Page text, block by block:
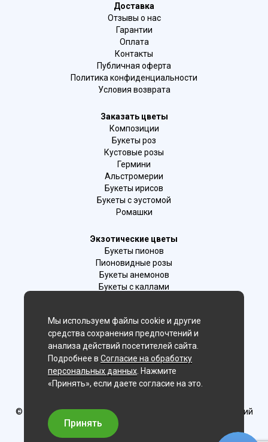
Доставка
Отзывы о нас
Гарантии
Оплата
Контакты
Публичная оферта
Политика конфиденциальности
Условия возврата
Заказать цветы
Композиции
Букеты роз
Кустовые розы
Гермини
Альстромерии
Букеты ирисов
Букеты с эустомой
Ромашки
Экзотические цветы
Букеты пионов
Пионовидные розы
Букеты анемонов
Букеты с каллами
Лаванда
Гиацинты
Мы в соц. сетях:
© Delaflor - доставка цветов, 2012-2026
ИП Рыжков Евгений
Вячеславович
ИНН 540409481687 ОГРН 325547600130383
Мы используем файлы cookie и другие
средства сохранения предпочтений и
анализа действий посетителей сайта.
Подробнее в Согласие на обработку
персональных данных . Нажмите
«Принять», если даете согласие на это.
Принять